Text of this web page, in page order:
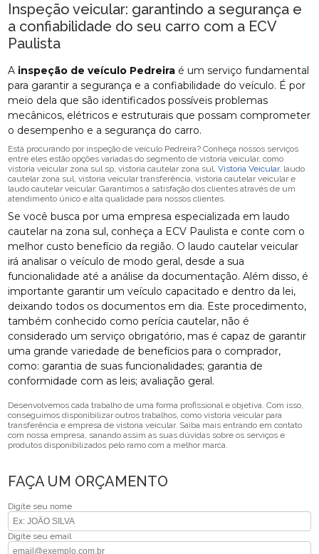
Inspeção veicular: garantindo a segurança e
a confiabilidade do seu carro com a ECV
Paulista
A inspeção de veículo Pedreira é um serviço fundamental
para garantir a segurança e a confiabilidade do veículo. É por
meio dela que são identificados possíveis problemas
mecânicos, elétricos e estruturais que possam comprometer
o desempenho e a segurança do carro.
Está procurando por inspeção de veículo Pedreira? Conheça nossos serviços
entre eles estão opções variadas do segmento de vistoria veicular, como
vistoria veicular zona sul sp, vistoria cautelar zona sul,Vistoria Veicular, laudo
cautelar zona sul, vistoria veicular transferência, vistoria cautelar veicular e
laudo cautelar veicular. Garantimos a satisfação dos clientes através de um
atendimento único e alta qualidade para nossos clientes.
Se você busca por uma empresa especializada em laudo
cautelar na zona sul, conheça a ECV Paulista e conte com o
melhor custo benefício da região. O laudo cautelar veicular
irá analisar o veículo de modo geral, desde a sua
funcionalidade até a análise da documentação. Além disso, é
importante garantir um veículo capacitado e dentro da lei,
deixando todos os documentos em dia. Este procedimento,
também conhecido como perícia cautelar, não é
considerado um serviço obrigatório, mas é capaz de garantir
uma grande variedade de benefícios para o comprador,
como: garantia de suas funcionalidades; garantia de
conformidade com as leis; avaliação geral.
Desenvolvemos cada trabalho de uma forma profissional e objetiva. Com isso,
conseguimos disponibilizar outros trabalhos, como vistoria veicular para
transferência e empresa de vistoria veicular. Saiba mais entrando em contato
com nossa empresa, sanando assim as suas dúvidas sobre os serviços e
produtos disponibilizados pelo ramo com a melhor marca.
FAÇA UM ORÇAMENTO
Digite seu nome
Digite seu email